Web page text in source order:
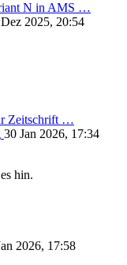
N in AMS …
2025, 20:54
Zeitschrift …
30 Jan 2026, 17:34
hin.
2026, 17:58